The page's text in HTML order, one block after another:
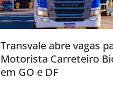
Transvale abre vagas
Motorista Carreteiro
em GO e DF